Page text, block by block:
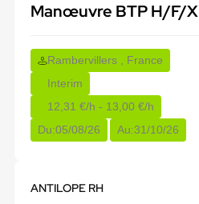
Manœuvre BTP H/F/X
Rambervillers , France
Interim
12,31 €/h - 13,00 €/h
Du:05/08/26 Au:31/10/26
ANTILOPE RH